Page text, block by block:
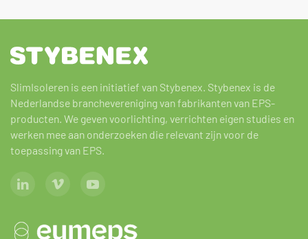
SlimIsoleren is een initiatief van Stybenex. Stybenex is de
Nederlandse branchevereniging van fabrikanten van EPS-
producten. We geven voorlichting, verrichten eigen studies en
werken mee aan onderzoeken die relevant zijn voor de
toepassing van EPS.